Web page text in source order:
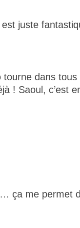
juste
dans
! Saoul, c’est
ça me permet